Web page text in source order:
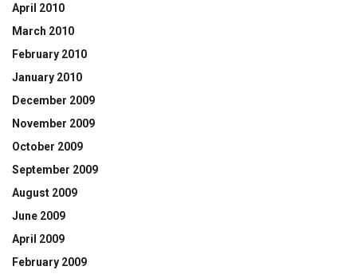
April 2010
March 2010
February 2010
January 2010
December 2009
November 2009
October 2009
September 2009
August 2009
June 2009
April 2009
February 2009